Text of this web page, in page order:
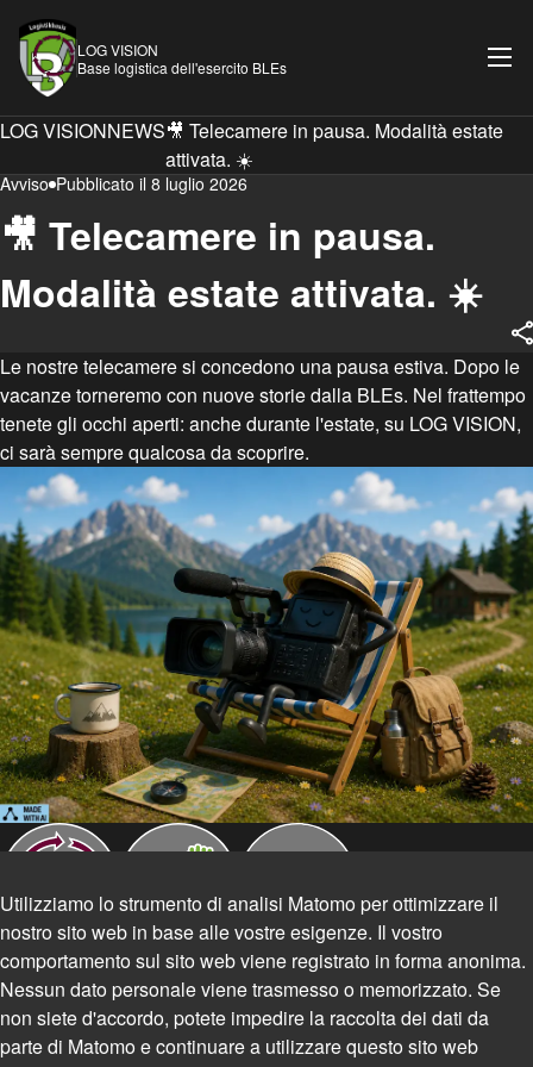
LOG VISION
Base logistica dell'esercito BLEs
LOG VISIONNEWS🎥 Telecamere in pausa. Modalità estate
attivata. ☀️
Avviso Pubblicato il 8 luglio 2026
🎥 Telecamere in pausa.
Modalità estate attivata. ☀️
Le nostre telecamere si concedono una pausa estiva. Dopo le
vacanze torneremo con nuove storie dalla BLEs. Nel frattempo
tenete gli occhi aperti: anche durante l'estate, su LOG VISION,
ci sarà sempre qualcosa da scoprire.
Utilizziamo lo strumento di analisi Matomo per ottimizzare il
nostro sito web in base alle vostre esigenze. Il vostro
comportamento sul sito web viene registrato in forma anonima.
Nessun dato personale viene trasmesso o memorizzato. Se
non siete d'accordo, potete impedire la raccolta dei dati da
parte di Matomo e continuare a utilizzare questo sito web